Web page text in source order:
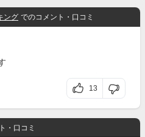
ング でのコメント・口コミ
13
・口コミ